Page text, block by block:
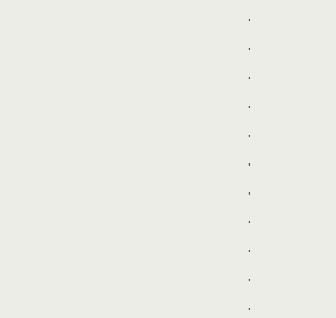
.
.
.
.
.
.
.
.
.
.
.